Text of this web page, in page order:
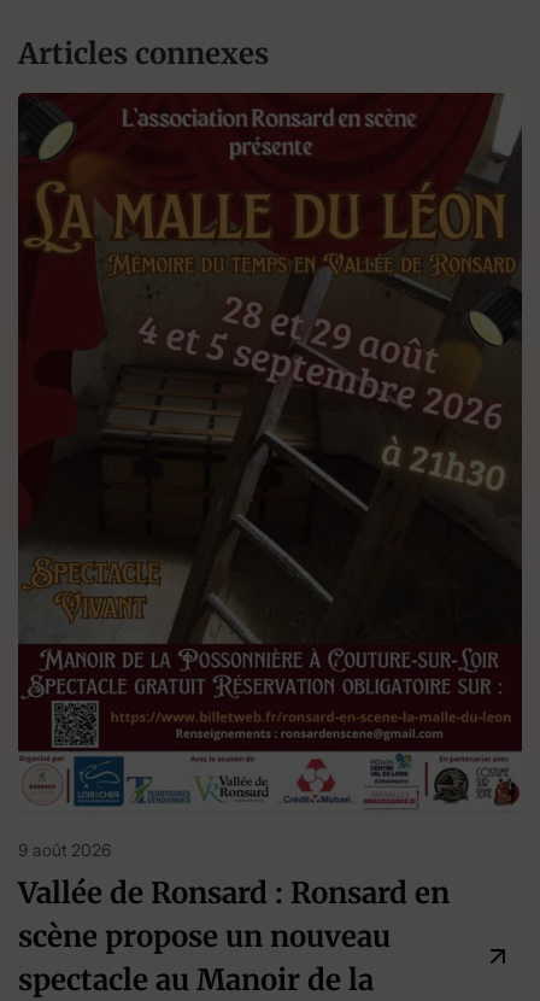
Articles connexes
9 août 2026
Vallée de Ronsard : Ronsard en
scène propose un nouveau
spectacle au Manoir de la